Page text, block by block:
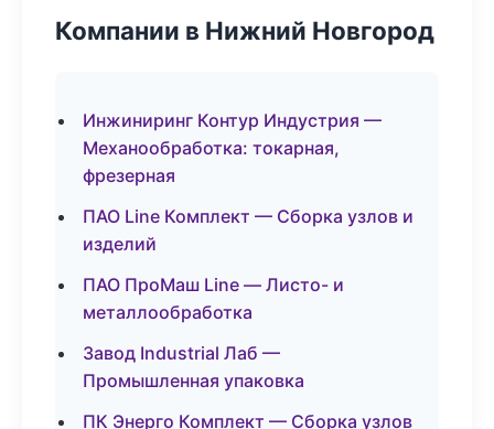
Компании в Нижний Новгород
Инжиниринг Контур Индустрия —
Механообработка: токарная,
фрезерная
ПАО Line Комплект — Сборка узлов и
изделий
ПАО ПроМаш Line — Листо- и
металлообработка
Завод Industrial Лаб —
Промышленная упаковка
ПК Энерго Комплект — Сборка узлов